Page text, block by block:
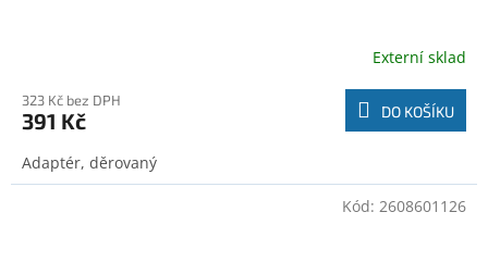
Externí sklad
323 Kč bez DPH
391 Kč DO KOŠÍKU
Adaptér, děrovaný
Kód: 2608601126